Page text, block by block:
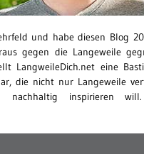
und habe diesen Blog
gegen die Langeweile
LangweileDich.net eine
die nicht nur Langeweile
nachhaltig inspirieren